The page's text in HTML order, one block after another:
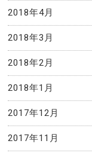
2018年4月
2018年3月
2018年2月
2018年1月
2017年12月
2017年11月